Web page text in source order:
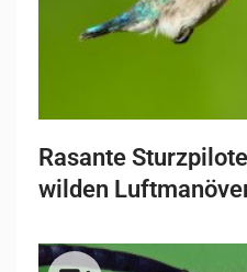
Rasante
wilden